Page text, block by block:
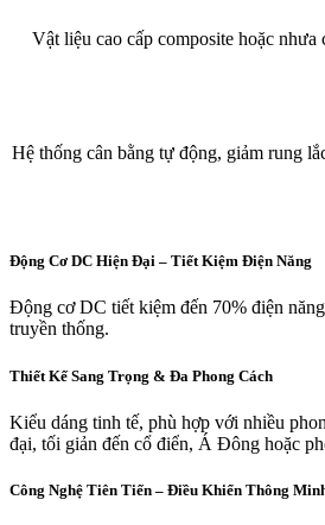
Vật liệu cao cấp composite hoặc nhưa
Hệ thống cân bằng tự động, giảm rung
Động Cơ DC Hiện Đại – Tiết Kiệm Điện Năng
Động cơ DC tiết kiệm đến 70% điện
truyền thống.
Thiết Kế Sang Trọng & Đa Phong Cách
Kiểu dáng tinh tế, phù hợp với nhiều
đại, tối giản đến cổ điển, Á Đông hoặc
Công Nghệ Tiên Tiến – Điều Khiển Thông